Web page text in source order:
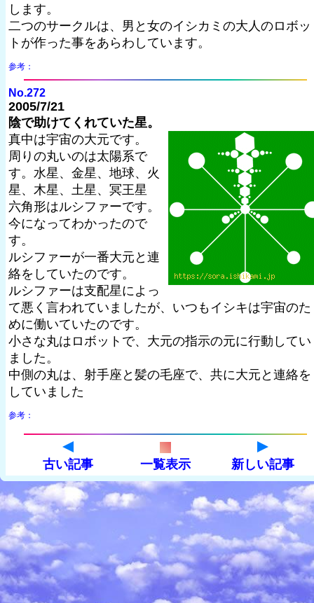
します。
二つのサークルは、男と女のイシカミの大人のロボッ
トが作った事をあらわしています。
参考：
No.272
2005/7/21
陰で助けてくれていた星。
真中は宇宙の大元です。
周りの丸いのは太陽系で
す。水星、金星、地球、火
星、木星、土星、冥王星
六角形はルシファーです。
今になってわかったので
す。
ルシファーが一番大元と連
絡をしていたのです。
ルシファーは支配星によっ
て悪く言われていましたが、いつもイシキは宇宙のた
めに働いていたのです。
小さな丸はロボットで、大元の指示の元に行動してい
ました。
中側の丸は、射手座と髪の毛座で、共に大元と連絡を
していました
参考：
古い記事 一覧表示 新しい記事